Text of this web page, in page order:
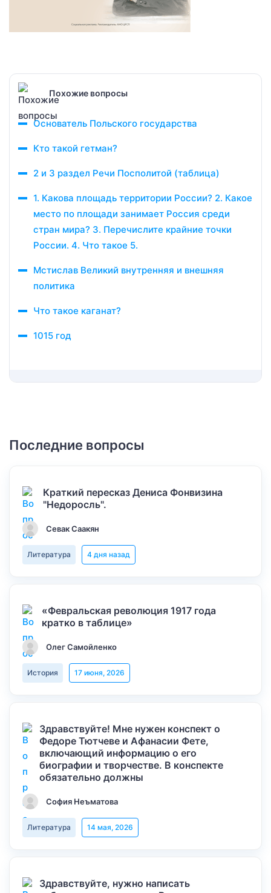
Похожие вопросы
Основатель Польского государства
Кто такой гетман?
2 и 3 раздел Речи Посполитой (таблица)
1. Какова площадь территории России? 2. Какое
место по площади занимает Россия среди
стран мира? 3. Перечислите крайние точки
России. 4. Что такое 5.
Мстислав Великий внутренняя и внешняя
политика
Что такое каганат?
1015 год
Последние вопросы
Краткий пересказ Дениса Фонвизина
"Недоросль".
Севак Саакян
Литература 4 дня назад
«Февральская революция 1917 года
кратко в таблице»
Олег Самойленко
История 17 июня, 2026
Здравствуйте! Мне нужен конспект о
Федоре Тютчеве и Афанасии Фете,
включающий информацию о его
биографии и творчестве. В конспекте
обязательно должны
София Неъматова
Литература 14 мая, 2026
Здравствуйте, нужно написать